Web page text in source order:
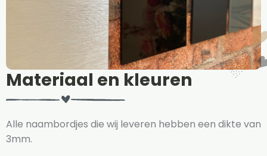
Materiaal en kleuren
Alle naambordjes die wij leveren hebben een dikte van
3mm.